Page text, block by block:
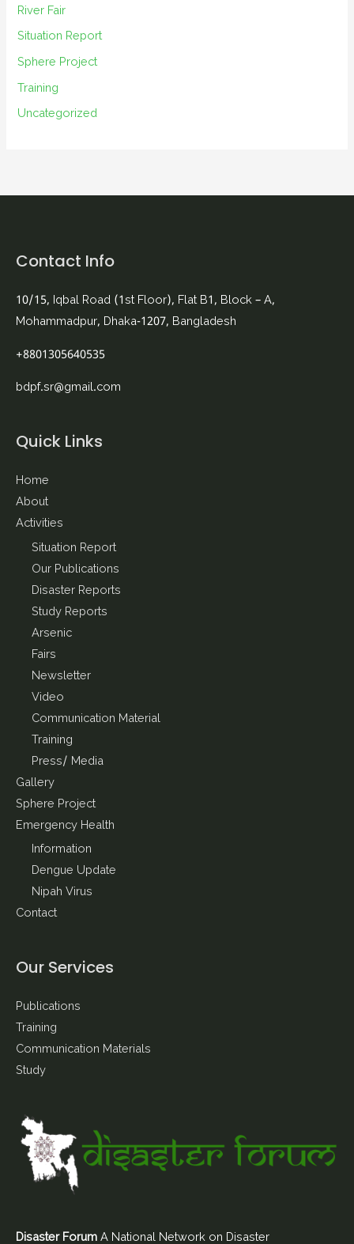
River Fair
Situation Report
Sphere Project
Training
Uncategorized
Contact Info
10/15, Iqbal Road (1st Floor), Flat B1, Block – A,
Mohammadpur, Dhaka-1207, Bangladesh
+8801305640535
bdpf.sr@gmail.com
Quick Links
Home
About
Activities
Situation Report
Our Publications
Disaster Reports
Study Reports
Arsenic
Fairs
Newsletter
Video
Communication Material
Training
Press/ Media
Gallery
Sphere Project
Emergency Health
Information
Dengue Update
Nipah Virus
Contact
Our Services
Publications
Training
Communication Materials
Study
Disaster Forum A National Network on Disaster